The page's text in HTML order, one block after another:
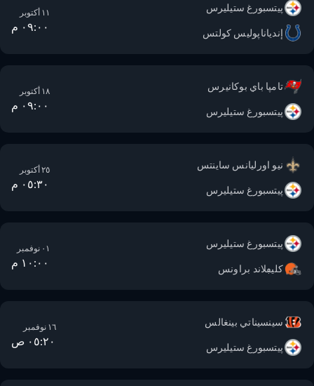
پيتسبورغ ستيليرس
إندياناپوليس كولتس ٠٩:٠٠ م
تامپا باي بوكانيرس
پيتسبورغ ستيليرس ٠٩:٠٠ م
نيو اورليانس ساينتس
پيتسبورغ ستيليرس ٠٥:٣٠ م
پيتسبورغ ستيليرس
كليڢلاند براونس ١٠:٠٠ م
سينسيناتي بينغالس
پيتسبورغ ستيليرس ٠٥:٢٠ ص